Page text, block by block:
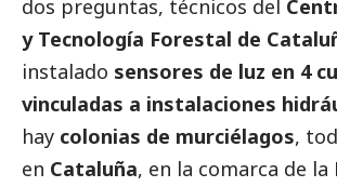
dos preguntas, técnicos del
y Tecnología Forestal de
instalado sensores de luz en 4
vinculadas a instalaciones
hay colonias de murciélagos,
en Cataluña, en la comarca de la